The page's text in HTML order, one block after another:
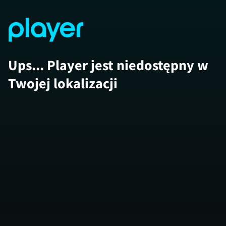
Ups... Player jest niedostępny w
Twojej lokalizacji